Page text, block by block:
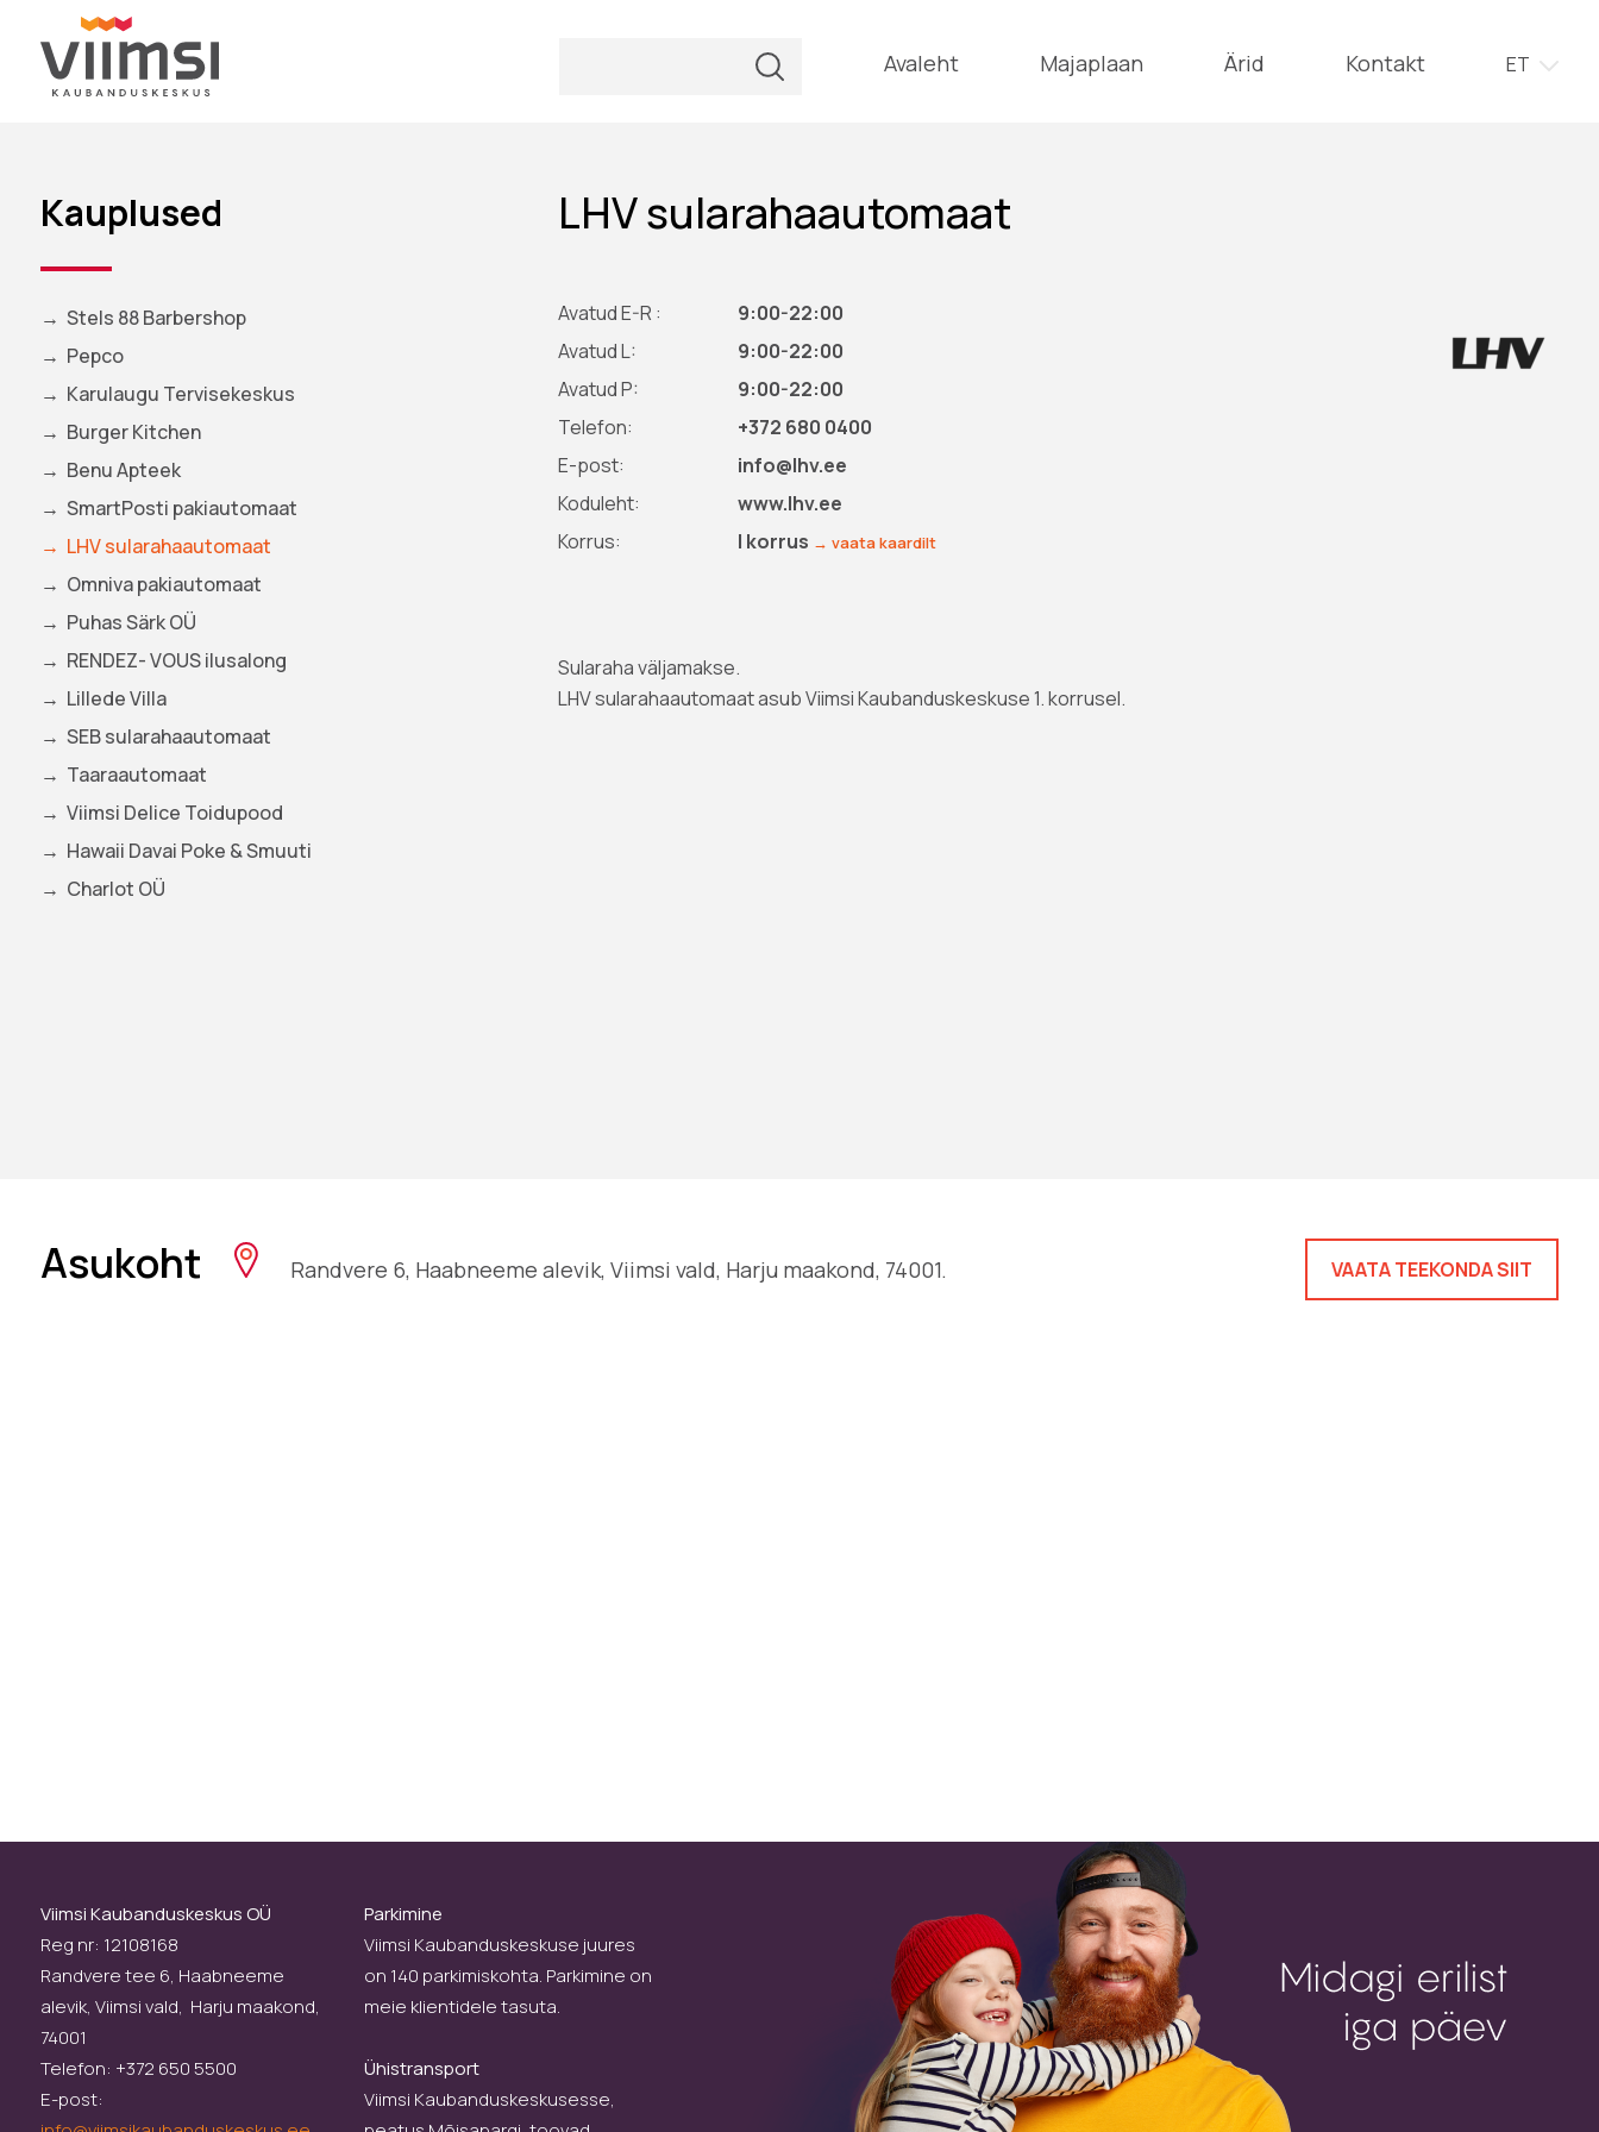
Avaleht Majaplaan Ärid Kontakt ET
Kauplused
Stels 88 Barbershop
Pepco
Karulaugu Tervisekeskus
Burger Kitchen
Benu Apteek
SmartPosti pakiautomaat
LHV sularahaautomaat
Omniva pakiautomaat
Puhas Särk OÜ
RENDEZ- VOUS ilusalong
Lillede Villa
SEB sularahaautomaat
Taaraautomaat
Viimsi Delice Toidupood
Hawaii Davai Poke & Smuuti
Charlot OÜ
LHV sularahaautomaat
Avatud E-R :
Avatud L:
Avatud P:
Telefon:
E-post:
Koduleht:
Korrus:
9:00-22:00
9:00-22:00
9:00-22:00
+372 680 0400
info@lhv.ee
www.lhv.ee
I korrus → vaata kaardilt
Sularaha väljamakse.
LHV sularahaautomaat asub Viimsi Kaubanduskeskuse 1. korrusel.
Asukoht Randvere 6, Haabneeme alevik, Viimsi vald, Harju maakond, 74001. VAATA TEEKONDA SIIT
Viimsi Kaubanduskeskus OÜ
Reg nr: 12108168
Randvere tee 6, Haabneeme
alevik, Viimsi vald, Harju maakond,
74001
Telefon: +372 650 5500
E-post:
Parkimine
Viimsi Kaubanduskeskuse juures
on 140 parkimiskohta. Parkimine on
meie klientidele tasuta.
Ühistransport
Viimsi Kaubanduskeskusesse,